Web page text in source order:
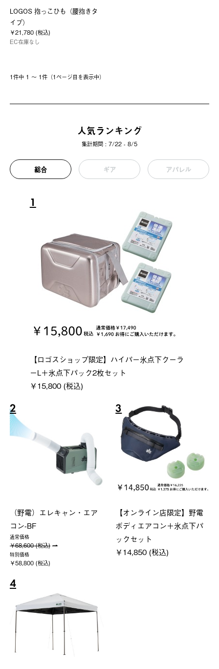
LOGOS 抱っこひも（腰抱きタ
イプ）
￥21,780 (税込)
EC在庫なし
1件中 1 〜 1件（1ページ⽬を表⽰中）
人気ランキング
集計期間 : 7/22 - 8/5
総合 ギア アパレル
1
【ロゴスショップ限定】ハイパー氷点下クーラ
ーL＋氷点下パック2枚セット
￥15,800 (税込)
2
（野電）エレキャン・エア
コン-BF
通常価格
￥68,600 (税込)
特別価格
￥58,800 (税込)
3
【オンライン店限定】野電
ボディエアコン＋氷点下パ
ックセット
￥14,850 (税込)
4